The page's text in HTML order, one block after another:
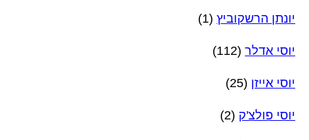
יונתן הרשקוביץ (1)
יוסי אדלר (112)
יוסי אייזן (25)
יוסי פולצ'ק (2)